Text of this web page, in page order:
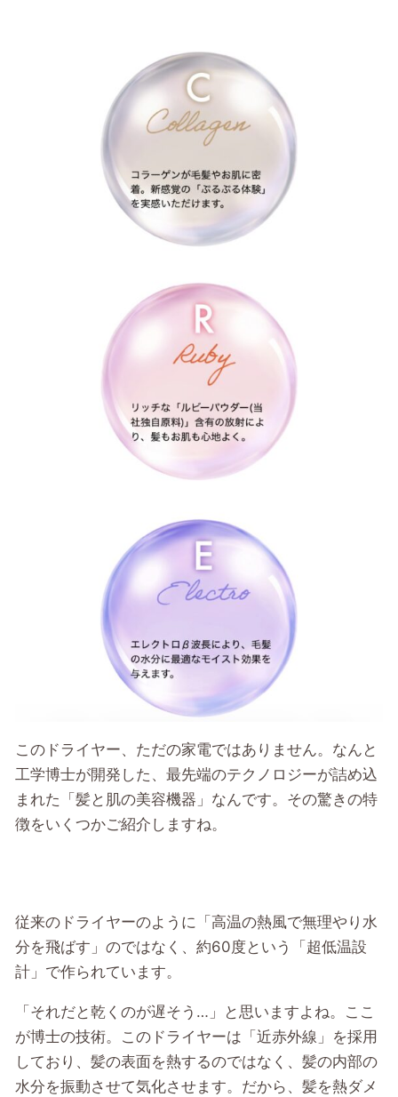
このドライヤー、ただの家電ではありません。なんと
工学博士が開発した、最先端のテクノロジーが詰め込
まれた「髪と肌の美容機器」なんです。その驚きの特
徴をいくつかご紹介しますね。
従来のドライヤーのように「高温の熱風で無理やり水
分を飛ばす」のではなく、約60度という「超低温設
計」で作られています。
「それだと乾くのが遅そう…」と思いますよね。ここ
が博士の技術。このドライヤーは「近赤外線」を採用
しており、髪の表面を熱するのではなく、髪の内部の
水分を振動させて気化させます。だから、髪を熱ダメ